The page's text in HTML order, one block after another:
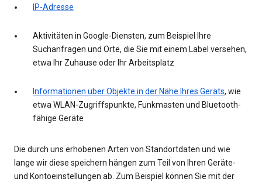
IP-Adresse
Aktivitäten in Google-Diensten, zum Beispiel Ihre
Suchanfragen und Orte, die Sie mit einem Label versehen,
etwa Ihr Zuhause oder Ihr Arbeitsplatz
Informationen über Objekte in der Nähe Ihres Geräts, wie
etwa WLAN-Zugriffspunkte, Funkmasten und Bluetooth-
fähige Geräte
Die durch uns erhobenen Arten von Standortdaten und wie
lange wir diese speichern hängen zum Teil von Ihren Geräte-
und Kontoeinstellungen ab. Zum Beispiel können Sie mit der